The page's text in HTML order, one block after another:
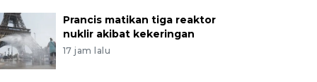
Prancis matikan tiga reaktor
nuklir akibat kekeringan
17 jam lalu